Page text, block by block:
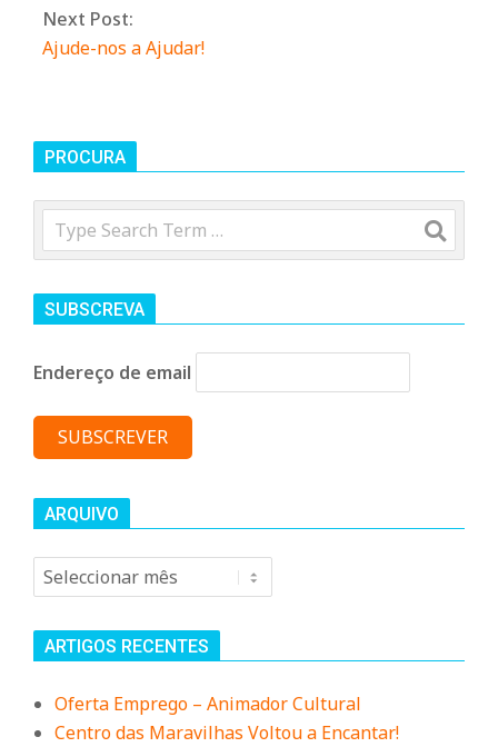
d
o
C
o
n
d
e
Next Post:
Ajude-nos a Ajudar!
PROCURA
Search
SUBSCREVA
Endereço de email
ARQUIVO
Arquivo
ARTIGOS RECENTES
Oferta Emprego – Animador Cultural
Centro das Maravilhas Voltou a Encantar!